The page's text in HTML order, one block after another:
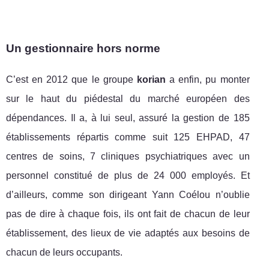
Un gestionnaire hors norme
C’est en 2012 que le groupe korian a enfin, pu monter
sur le haut du piédestal du marché européen des
dépendances. Il a, à lui seul, assuré la gestion de 185
établissements répartis comme suit 125 EHPAD, 47
centres de soins, 7 cliniques psychiatriques avec un
personnel constitué de plus de 24 000 employés. Et
d’ailleurs, comme son dirigeant Yann Coélou n’oublie
pas de dire à chaque fois, ils ont fait de chacun de leur
établissement, des lieux de vie adaptés aux besoins de
chacun de leurs occupants.